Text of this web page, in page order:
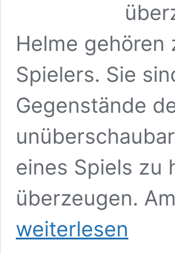
Helme gehören
Spielers. Sie
Gegenstände
eines Spiels zu
überzeugen.
weiterlesen